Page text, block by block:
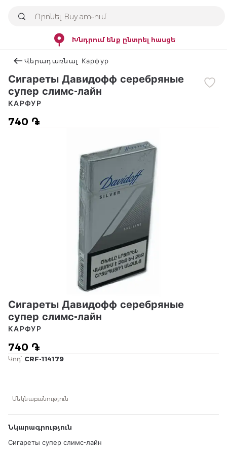
Խնդրում ենք ընտրել հասցե
Վերադառնալ Карфур
Сигареты Давидофф серебряные
супер слимс-лайн
740 ֏
КАРФУР
Сигареты Давидофф серебряные
супер слимс-лайн
740 ֏
КАРФУР
Կոդ՝ CRF-114179
Մեկնաբանություն
Նկարագրություն
Сигареты супер слимс-лайн